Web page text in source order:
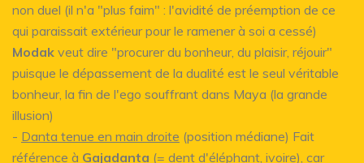
non duel (il n'a "plus faim" : l'avidité de préemption de ce
qui paraissait extérieur pour le ramener à soi a cessé)
Modak veut dire "procurer du bonheur, du plaisir, réjouir"
puisque le dépassement de la dualité est le seul véritable
bonheur, la fin de l'ego souffrant dans Maya (la grande
illusion)
- Danta tenue en main droite (position médiane) Fait
référence à Gajadanta (= dent d'éléphant, ivoire), car